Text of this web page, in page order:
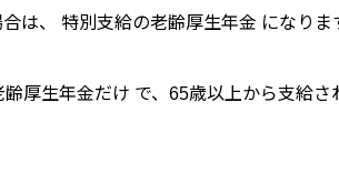
は、 特別支給の老齢厚生年金 になりま
厚生年金だけ で、65歳以上から支給